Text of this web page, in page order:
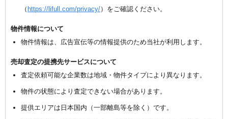
（ https://lifull.com/privacy/）をご確認ください。
物件情報について
物件情報は、広告宣伝等の情報提供のため当社が利用します。
売却査定の提携先サービスについて
査定依頼可能な企業数は地域・物件タイプにより異なります。
物件の状態により査定できない場合があります。
提供エリアは日本国内（一部離島等を除く）です。